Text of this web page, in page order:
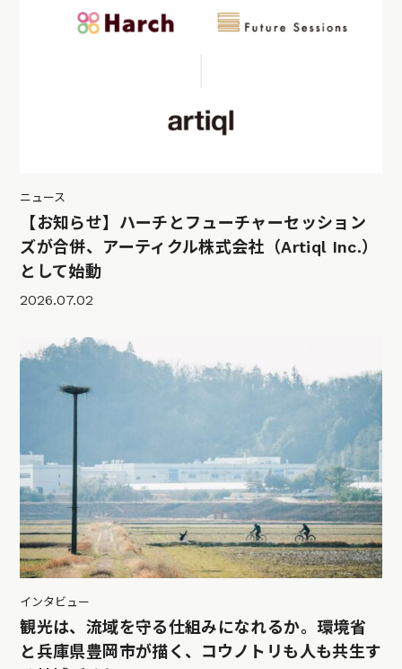
ニュース
【お知らせ】ハーチとフューチャーセッション
ズが合併、アーティクル株式会社（Artiql Inc.）
として始動
2026.07.02
インタビュー
観光は、流域を守る仕組みになれるか。環境省
と兵庫県豊岡市が描く、コウノトリも人も共生す